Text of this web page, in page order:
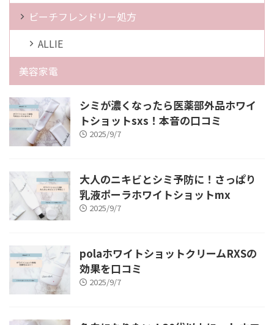
ビーチフレンドリー処方
ALLIE
美容家電
シミが濃くなったら医薬部外品ホワイ
トショットsxs！本音の口コミ
2025/9/7
大人のニキビとシミ予防に！さっぱり
乳液ポーラホワイトショットmx
2025/9/7
polaホワイトショットクリームRXSの
効果を口コミ
2025/9/7